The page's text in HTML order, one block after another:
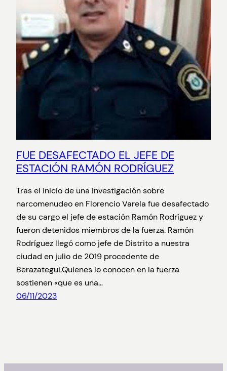
FUE DESAFECTADO EL JEFE DE
ESTACIÓN RAMÓN RODRÍGUEZ
Tras el inicio de una investigación sobre
narcomenudeo en Florencio Varela fue desafectado
de su cargo el jefe de estación Ramón Rodríguez y
fueron detenidos miembros de la fuerza. Ramón
Rodríguez llegó como jefe de Distrito a nuestra
ciudad en julio de 2019 procedente de
Berazategui.Quienes lo conocen en la fuerza
sostienen «que es una…
06/11/2023